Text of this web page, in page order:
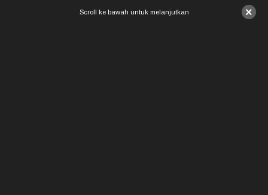
×
Scroll ke bawah untuk melanjutkan